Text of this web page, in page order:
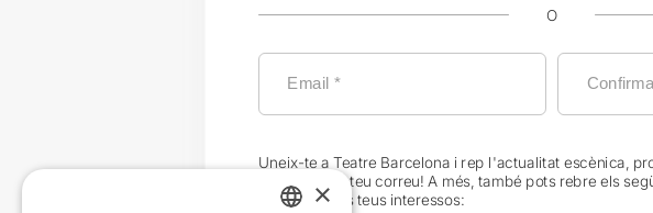
O
Uneix-te a Teatre Barcelona i rep l'actualitat escènica,
exclusives al teu correu! A més, també pots rebre els
en funció dels teus interessos:
×